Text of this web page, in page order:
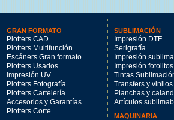
GRAN FORMATO
Plotters CAD
Plotters Multifunción
Escáners Gran formato
Plotters Usados
Impresión UV
Plotters Fotografía
Plotters Cartelería
Accesorios y Garantías
Plotters Corte
SUBLIMACIÓN
Impresión DTF
Serigrafía
Impresión
Impresión fotolitos
Tintas
Transfers y vinilos
Planchas y
Artículos
MAQUINARIA